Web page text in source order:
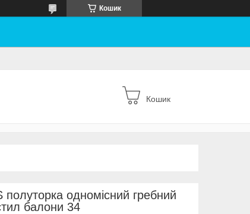
Кошик
Кошик
одномісний гребний
балони 34